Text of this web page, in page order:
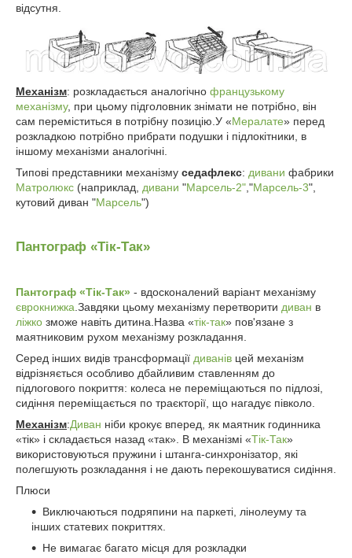
відсутня.
Механізм: розкладається аналогічно французькому
механізму, при цьому підголовник знімати не потрібно, він
сам переміститься в потрібну позицію.У «Мералате» перед
розкладкою потрібно прибрати подушки і підлокітники, в
іншому механізми аналогічні.
Типові представники механізму седафлекс: дивани фабрики
Матролюкс (наприклад, дивани "Марсель-2","Марсель-3",
кутовий диван "Марсель")
Пантограф «Тік-Так»
Пантограф «Тік-Так» - вдосконалений варіант механізму
єврокнижка .Завдяки цьому механізму перетворити диван в
ліжко зможе навіть дитина.Назва «тік-так» пов'язане з
маятниковим рухом механізму розкладання.
Серед інших видів трансформації диванів цей механізм
відрізняється особливо дбайливим ставленням до
підлогового покриття: колеса не переміщаються по підлозі,
сидіння переміщається по траєкторії, що нагадує півколо.
Механізм:Диван ніби крокує вперед, як маятник годинника
«тік» і складається назад «так». В механізмі «Тік-Так»
використовуються пружини і штанга-синхронізатор, які
полегшують розкладання і не дають перекошуватися сидіння.
Плюси
Виключаються подряпини на паркеті, лінолеуму та
інших статевих покриттях.
Не вимагає багато місця для розкладки